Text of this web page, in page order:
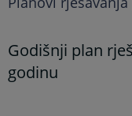
Godišnji plan
godinu